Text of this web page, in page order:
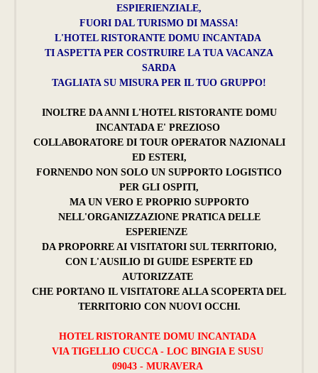
ESPIERIENZIALE,
FUORI DAL TURISMO DI MASSA!
L'HOTEL RISTORANTE DOMU INCANTADA
TI ASPETTA PER COSTRUIRE LA TUA VACANZA
SARDA
TAGLIATA SU MISURA PER IL TUO GRUPPO!
INOLTRE DA ANNI L'HOTEL RISTORANTE DOMU
INCANTADA E' PREZIOSO
COLLABORATORE DI TOUR OPERATOR NAZIONALI
ED ESTERI,
FORNENDO NON SOLO UN SUPPORTO LOGISTICO
PER GLI OSPITI,
MA UN VERO E PROPRIO SUPPORTO
NELL'ORGANIZZAZIONE PRATICA DELLE
ESPERIENZE
DA PROPORRE AI VISITATORI SUL TERRITORIO,
CON L'AUSILIO DI GUIDE ESPERTE ED
AUTORIZZATE
CHE PORTANO IL VISITATORE ALLA SCOPERTA DEL
TERRITORIO CON NUOVI OCCHI.
HOTEL RISTORANTE DOMU INCANTADA
VIA TIGELLIO CUCCA - LOC BINGIA E SUSU
09043 - MURAVERA